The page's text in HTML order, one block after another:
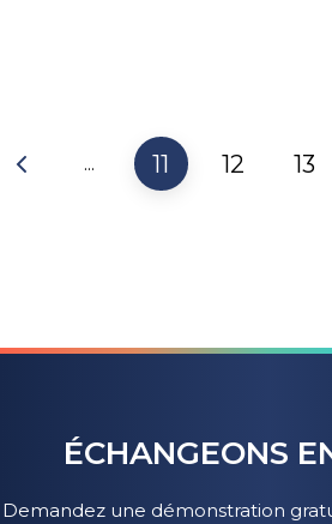
... 11 12 13
ÉCHANGEONS
Demandez une démonstration